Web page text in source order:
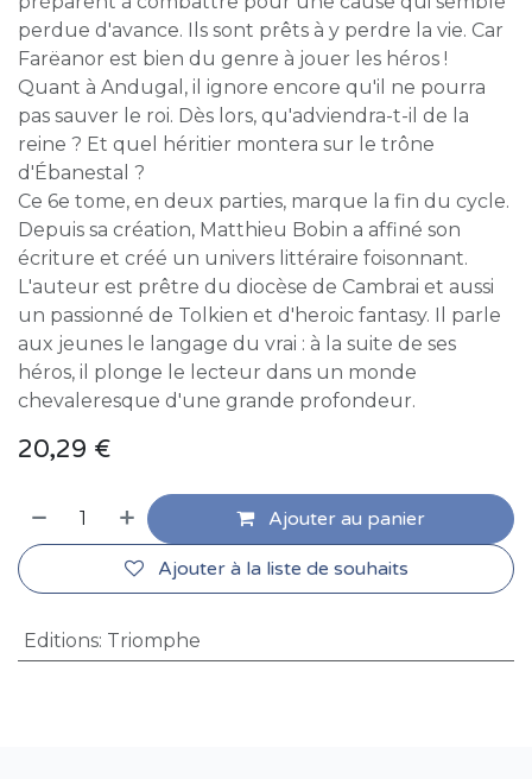
perdue d'avance. Ils sont prêts à y perdre la vie. Car
Farëanor est bien du genre à jouer les héros !
Quant à Andugal, il ignore encore qu'il ne pourra
pas sauver le roi. Dès lors, qu'adviendra-t-il de la
reine ? Et quel héritier montera sur le trône
d'Ébanestal ?
Ce 6e tome, en deux parties, marque la fin du cycle.
Depuis sa création, Matthieu Bobin a affiné son
écriture et créé un univers littéraire foisonnant.
L'auteur est prêtre du diocèse de Cambrai et aussi
un passionné de Tolkien et d'heroic fantasy. Il parle
aux jeunes le langage du vrai : à la suite de ses
héros, il plonge le lecteur dans un monde
chevaleresque d'une grande profondeur.
20,29 €
Ajouter au panier
Ajouter à la liste de souhaits
Editions: Triomphe